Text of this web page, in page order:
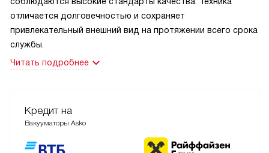
отличается долговечностью и сохраняет
привлекательный внешний вид на протяжении всего срока
службы.
Читать подробнее
Кредит на
Вакууматоры Asko